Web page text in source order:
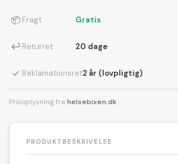
📦 Fragt Gratis
↩ Returret 20 dage
✓ Reklamationsret2 år (lovpligtig)
Prisoplysning fra helsebixen.dk
PRODUKTBESKRIVELSE